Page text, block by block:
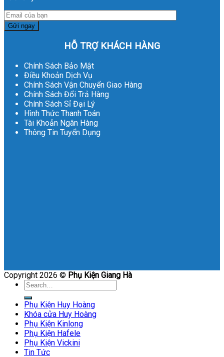
HỖ TRỢ KHÁCH HÀNG
Chính Sách Bảo Mật
Điều Khoản Dịch Vụ
Chính Sách Vận Chuyển Giao Hàng
Chính Sách Đổi Trả Hàng
Chính Sách Sỉ Đại Lý
Hình Thức Thanh Toán
Tài Khoản Ngân Hàng
Thông Tin Tuyển Dụng
Copyright 2026 © Phụ Kiện Giang Hà
Search
for:
Phụ Kiện Huy Hoàng
Khóa cửa Huy Hoàng
Phụ Kiện Kinlong
Phụ Kiện Hafele
Phụ Kiện Vickini
Tin Tức